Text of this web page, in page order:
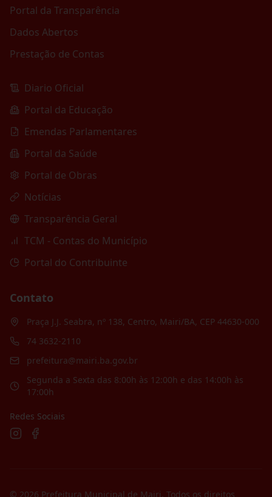
Portal da Transparência
Dados Abertos
Prestação de Contas
Diario Oficial
Portal da Educação
Emendas Parlamentares
Portal da Saúde
Portal de Obras
Notícias
Transparência Geral
TCM - Contas do Município
Portal do Contribuinte
Contato
Praça J.J. Seabra, nº 138, Centro, Mairi/BA, CEP 44630-000
74 3632-2110
prefeitura@mairi.ba.gov.br
Segunda a Sexta das 8:00h às 12:00h e das 14:00h às
17:00h
Redes Sociais
© 2026 Prefeitura Municipal de Mairi. Todos os direitos